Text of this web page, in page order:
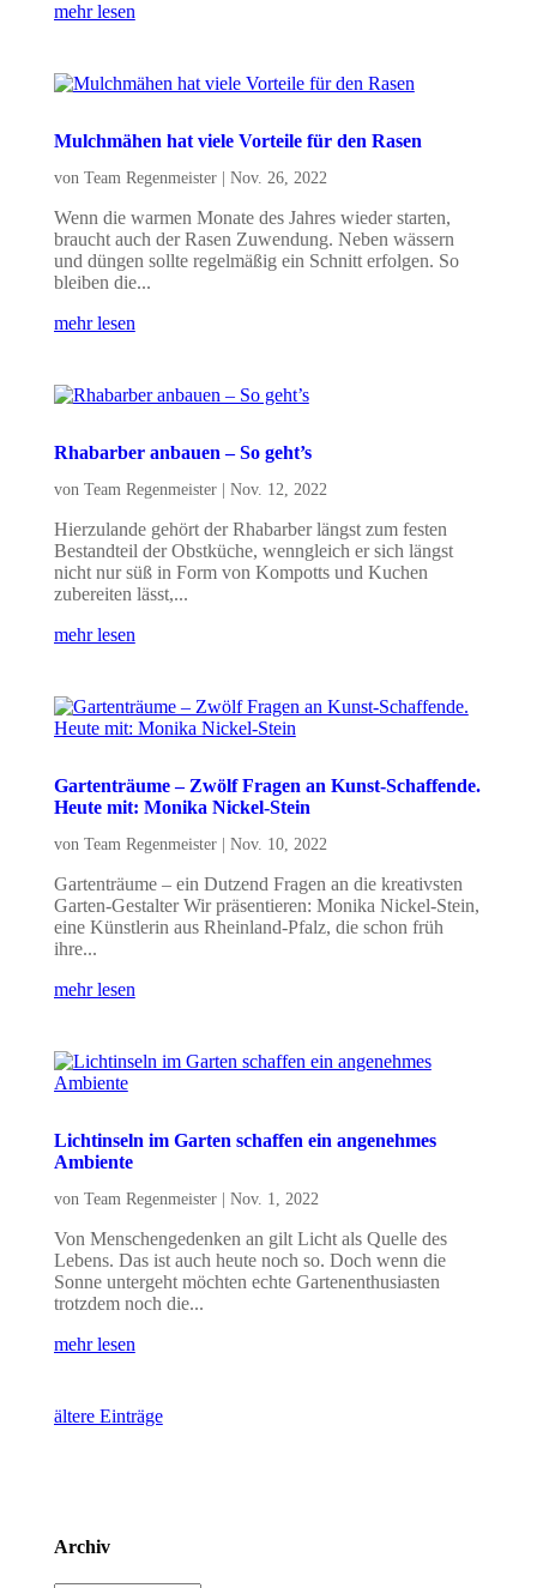
mehr lesen
Mulchmähen hat viele Vorteile für den Rasen
von Team Regenmeister| Nov. 26, 2022
Wenn die warmen Monate des Jahres wieder starten,
braucht auch der Rasen Zuwendung. Neben wässern
und düngen sollte regelmäßig ein Schnitt erfolgen. So
bleiben die...
mehr lesen
Rhabarber anbauen – So geht’s
von Team Regenmeister| Nov. 12, 2022
Hierzulande gehört der Rhabarber längst zum festen
Bestandteil der Obstküche, wenngleich er sich längst
nicht nur süß in Form von Kompotts und Kuchen
zubereiten lässt,...
mehr lesen
Gartenträume – Zwölf Fragen an Kunst-Schaffende.
Heute mit: Monika Nickel-Stein
von Team Regenmeister| Nov. 10, 2022
Gartenträume – ein Dutzend Fragen an die kreativsten
Garten-Gestalter Wir präsentieren: Monika Nickel-Stein,
eine Künstlerin aus Rheinland-Pfalz, die schon früh
ihre...
mehr lesen
Lichtinseln im Garten schaffen ein angenehmes
Ambiente
von Team Regenmeister| Nov. 1, 2022
Von Menschengedenken an gilt Licht als Quelle des
Lebens. Das ist auch heute noch so. Doch wenn die
Sonne untergeht möchten echte Gartenenthusiasten
trotzdem noch die...
mehr lesen
ältere Einträge
Archiv